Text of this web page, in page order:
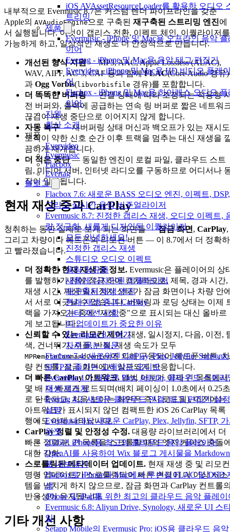
iOS AVAssetResourceLoader를 활용한 오디오
트리밍
제품
Evermusic - iPhone 및 Mac용 오프라인 음악 플
이어
Evertag - iPhone 및 Mac용 음악 태그 편집기
Evervideo - iPhone 및 Mac용 HD 비디오 플레
어
Flacbox - iPhone 및 Mac용 하이레스 오디오 플
이어
지원
회사 소개
제품
Evervideo
Evermusic
Flacbox
Evertag
블로그
Flacbox 7.6: 새로운 BASS 오디오 엔진, 이펙트, DSP,
그리고 실시간 음악 비주얼라이저
Evermusic 8.7: 진정한 갭리스 재생, 오디오 이펙트,
량 정규화, 새롭게 디자인된 이퀄라이저
모두 안녕하세요!
진정한 갭리스 재생
스튜디오 오디오 이펙트
음량 정규화
새롭게 디자인된 이퀄라이저
재구축된 재생 엔진
현재 재생 중과 CarPlay
기타 개선 사항
이 업데이트가 중요한 이유
Evermusic 8.7 받기
자주 묻는 질문
Flacbox 7.4: 새로워진 CarPlay, Plex, Jellyfin, Subsonic,
SFTP로 즐기는 고해상도 오디오
Evervideo 1.7: 새로운 Plex, Jellyfin, 클라우드 스트리
재생 제스처
Evertag 4.2: 새로운 클라우드 연결, 태그 편집기 설정
설명
Evermusic 8.6: 새로운 CarPlay, Plex, Jellyfin, SFTP,
위젯
2026년 iPhone용 최고의 클라우드 음악 플레이어
OpenAI를 사용하여 Wix 블로그 게시물을
로 내보내기
Flacbox로 iPhone과 Mac에서 무손실 FLAC 및 DSD
생
iPhone 및 iPad를 위한 최고의 클라우드 음악 플레이
Evermusic 6.8: Aliyun Drive, Synology, 새로운 UI 스
일
Setapp Mobile의 Evermusic Pro: iOS용 클라우드 음악
내부적으로 Evermusic 8.7은 커스텀 렌더 파이프라인을 갖춘
Apple의 AVAudioEngine으로 구축된 재구축된 스트리밍 엔진에
서 실행됩니다. 이것이 갭리스 전환, 이펙트 체인, 이퀄라이저를
가능하게 하고, 일상적인 재생도 더 안정적으로 만듭니다.
개선된 형식 지원— MP3, AAC, Apple Lossless (ALAC),
WAV, AIFF, AC-3, CAF 등과 함께FLAC(Core Audio 경유)
과 Ogg Vorbis(libvorbisfile 경유)를 포함합니다.
더 똑똑한 버퍼링— 연결 상태에 따라 조정되는 적응형
전 버퍼와, 출력에 공급하는 연속 링 버퍼로 짧은 네트워
끊김이 재생 중단으로 이어지지 않게 합니다.
자동 복구— 재버퍼링 상태 머신과 백오프가 있는 재시도
로직이 약한 신호 순간 이후 트랙을 멈추는 대신 재생을
끔하게 재개합니다.
더 적은 중단— 동일한 엔진이 로컬 파일, 클라우드 스트
림, 미디어 서버, 인터넷 라디오를 구동하므로 어디서나
작이 일관됩니다.
현재 재생 중과 CarPlay
청취하는 동안 실제로 보게 되는 화면들 —잠금 화면 , CarPlay,
그리고 차량이나 헤드폰의 리모컨 버튼 — 이 8.7에서 더 정확하
고 빨라졌습니다.
더 정확한 현재 재생 중 정보. Evermusic은 플레이어의 상
를 발행하기 전에 잠금 하에 캡처하므로, 제목, 경과 시간,
재생 시간, 재생/일시정지 상태가 잠금 화면이나 차량 안
서 서로 어긋날 수 없습니다. 버퍼링과 로딩 상태는 이제
랙을 가져오는 중에 “재생 중"으로 표시되는 대신 올바르
게 보고됩니다.
신뢰할 수 있는 리모컨 제어.재생, 일시정지, 다음, 이전,
색, 건너뛰기, 셔플, 반복, 재생 속도가 모두
MPRemoteCommandCenter에 의해 구동되어 헤드폰 버튼, 차
량 컨트롤, 잠금 화면에서 일관되게 반응합니다.
더 빠른 CarPlay 아트워크. 앨범 아트가 이제 긴 목록에서
몇 배 더 빠르게 로드되며(배치 페이싱이 1.0초에서 0.25초
로 단축되고, 처음 보이는 화면은 즉시 로드됨), 이전에는
아트워크가 표시되지 않던 컴팩트한 iOS 26 CarPlay 목록
행에도 이제 나타납니다.
CarPlay 정렬 및 안정성 수정. 대용량 라이브러리에서 더
빠른 정렬과, 긴 목록을 스크롤할 때의 엣지 케이스 충돌
대한 강화.
스로틀링된 메타데이터 업데이트. 현재 재생 중 및 리모컨
명령 업데이트가 스로틀링되어 빠른 변경이 더 이상 시스
템을 넘치게 하지 않으므로, 잠금 화면과 CarPlay 컨트롤
반응성이 유지됩니다.
기타 개선 사항